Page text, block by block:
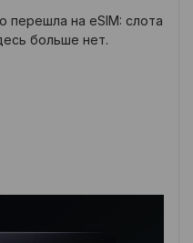
перешла на eSIM: слота
больше нет.